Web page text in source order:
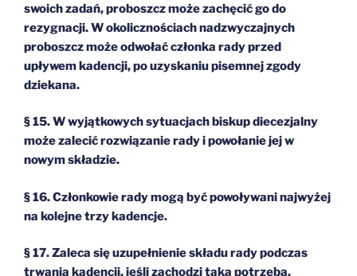
swoich zadań, proboszcz może zachęcić go do
rezygnacji. W okolicznościach nadzwyczajnych
proboszcz może odwołać członka rady przed
upływem kadencji, po uzyskaniu pisemnej zgody
dziekana.
§ 15. W wyjątkowych sytuacjach biskup diecezjalny
może zalecić rozwiązanie rady i powołanie jej w
nowym składzie.
§ 16. Członkowie rady mogą być powoływani najwyżej
na kolejne trzy kadencje.
§ 17. Zaleca się uzupełnienie składu rady podczas
trwania kadencji, jeśli zachodzi taka potrzeba.